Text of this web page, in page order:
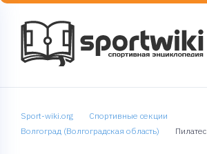
Sport-wiki.org
Спортивные секции
Волгоград (Волгоградская область)
Пилатес